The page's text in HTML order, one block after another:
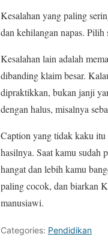
Kesalahan yang paling
dan kehilangan napas. Pilih
Kesalahan lain adalah
dibanding klaim besar.
dipraktikkan, bukan janji
dengan halus, misalnya
Caption yang tidak kaku itu
hasilnya. Saat kamu sudah
hangat dan lebih kamu
paling cocok, dan biarkan
manusiawi.
Categories: Pendidikan